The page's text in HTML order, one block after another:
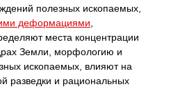
полезных ископаемых,
деформациями
места концентрации
Земли, морфологию и
ископаемых, влияют на
разведки и рациональных